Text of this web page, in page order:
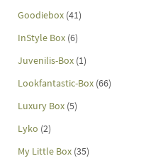
Goodiebox (41)
InStyle Box (6)
Juvenilis-Box (1)
Lookfantastic-Box (66)
Luxury Box (5)
Lyko (2)
My Little Box (35)